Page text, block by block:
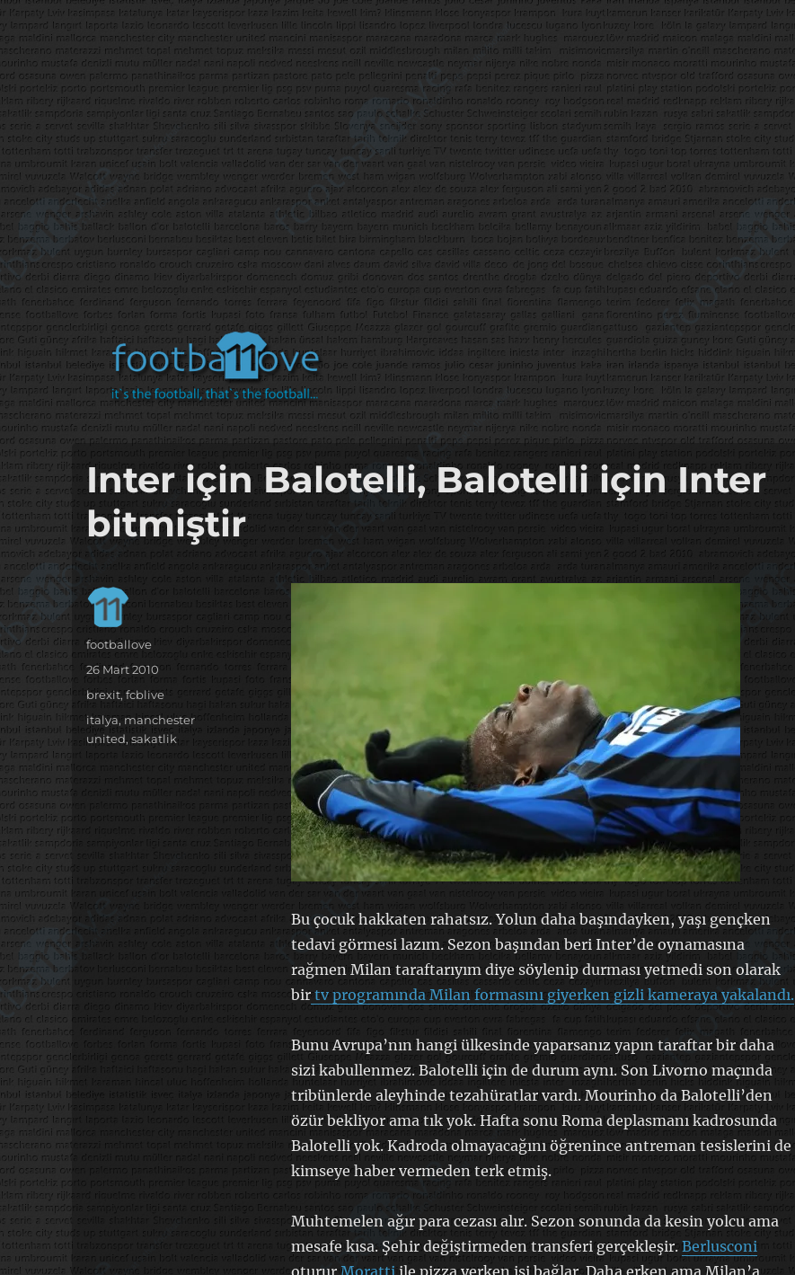
footbaLLove
it's the football, that's the football…
Inter için Balotelli, Balotelli için Inter
bitmiştir
Bu çocuk hakkaten rahatsız. Yolun daha başındayken, yaşı gençken
tedavi görmesi lazım. Sezon başından beri Inter’de oynamasına
rağmen Milan taraftarıyım diye söylenip durması yetmedi son olarak
birtv programında Milan formasını giyerken gizli kameraya yakalandı.
Bunu Avrupa’nın hangi ülkesinde yaparsanız yapın taraftar bir daha
sizi kabullenmez. Balotelli için de durum aynı. Son Livorno maçında
tribünlerde aleyhinde tezahüratlar vardı. Mourinho da Balotelli’den
özür bekliyor ama tık yok. Hafta sonu Roma deplasmanı kadrosunda
Balotelli yok. Kadroda olmayacağını öğrenince antreman tesislerini de
kimseye haber vermeden terk etmiş.
Muhtemelen ağır para cezası alır. Sezon sonunda da kesin yolcu ama
mesafe kısa. Şehir değiştirmeden transferi gerçekleşir. Berlusconi
oturur Morattiile pizza yerken işi bağlar. Daha erken ama Milan’a
Yazar
footballove
Yayın
tarihi
26 Mart 2010
Kategoriler
brexit,fcblive
Etiketler
italya, manchester
united,sakatlik